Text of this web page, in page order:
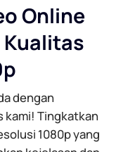
Online
dengan
kami! Tingkatkan
1080p yang